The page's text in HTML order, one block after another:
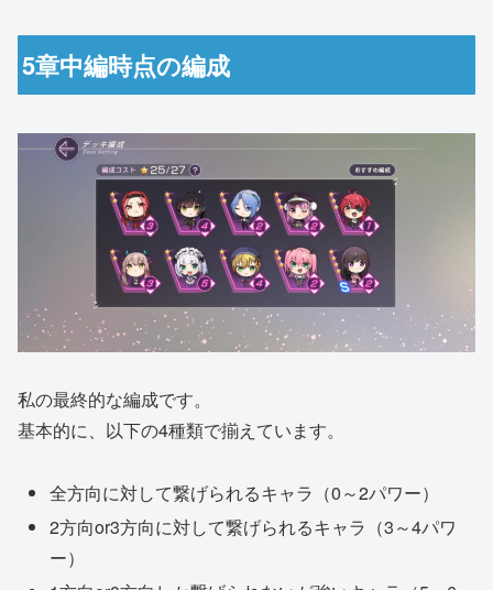
5章中編時点の編成
私の最終的な編成です。
基本的に、以下の4種類で揃えています。
全方向に対して繋げられるキャラ（0～2パワー）
2方向or3方向に対して繋げられるキャラ（3～4パワ
ー）